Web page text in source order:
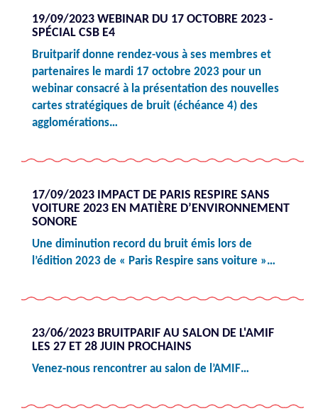
19/09/2023 WEBINAR DU 17 OCTOBRE 2023 -
SPÉCIAL CSB E4
Bruitparif donne rendez-vous à ses membres et
partenaires le mardi 17 octobre 2023 pour un
webinar consacré à la présentation des nouvelles
cartes stratégiques de bruit (échéance 4) des
agglomérations…
17/09/2023 IMPACT DE PARIS RESPIRE SANS
VOITURE 2023 EN MATIÈRE D’ENVIRONNEMENT
SONORE
Une diminution record du bruit émis lors de
l’édition 2023 de « Paris Respire sans voiture »…
23/06/2023 BRUITPARIF AU SALON DE L'AMIF
LES 27 ET 28 JUIN PROCHAINS
Venez-nous rencontrer au salon de l’AMIF…